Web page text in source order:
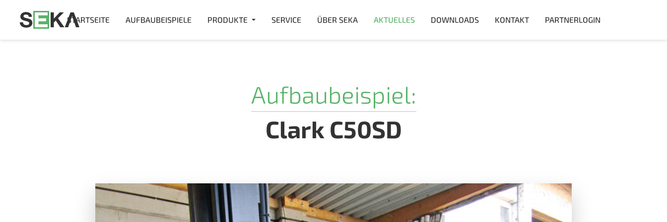
STARTSEITE AUFBAUBEISPIELE PRODUKTE SERVICE ÜBER SEKA AKTUELLES DOWNLOADS KONTAKT PARTNERLOGIN
Aufbaubeispiel:
Clark C50SD